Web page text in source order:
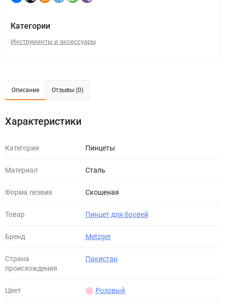
Категории
Инструменты и аксессуары
Описание Отзывы (0)
Характеристики
Категория Пинцеты
Материал Сталь
Форма лезвия Скошеная
Товар Пинцет для бровей
Бренд Metzger
Страна
происхождения
Пакистан
Цвет Розовый